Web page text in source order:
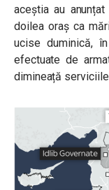
aceștia au
doilea oraș ca
ucise duminică,
efectuate de
dimineață